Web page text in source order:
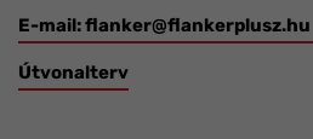
E-mail:flanker@flankerplusz.hu
Útvonalterv